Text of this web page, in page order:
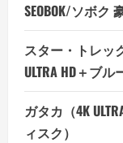
SEOBOK/ソボク
スター・トレッ
ULTRA HD＋ブ
ガタカ（4K
ィスク）